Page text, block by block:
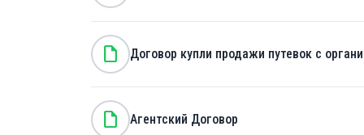
note Договор купли продажи путевок с
note Агентский Договор